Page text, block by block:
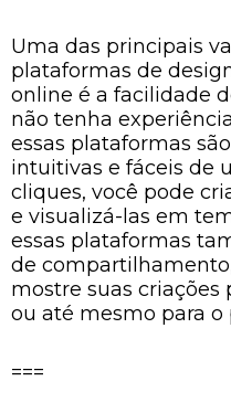
Uma das principais
plataformas de
online é a facilidade
não tenha
essas plataformas
intuitivas e fáceis de
cliques, você pode
e visualizá-las em
essas plataformas
de
mostre suas criações
ou até mesmo para o
===